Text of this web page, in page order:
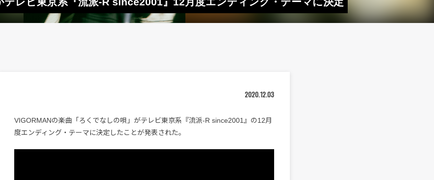
2020.12.03
VIGORMANの楽曲「ろくでなしの唄」がテレビ東京系『流派-R since2001』の12月
度エンディング・テーマに決定したことが発表された。